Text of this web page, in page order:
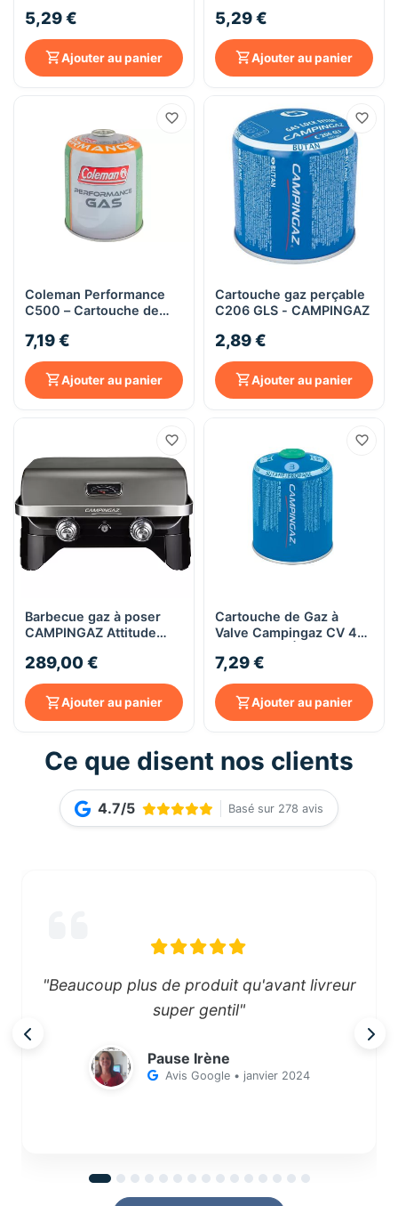
Butane/Propane –
5,29 €
Ajouter au panier
240g – Système à Vis
5,29 €
Ajouter au panier
Coleman Performance
C500 – Cartouche de
440g – Système à Vis
EN417
7,19 €
Ajouter au panier
Cartouche gaz perçable
C206 GLS - CAMPINGAZ
2,89 €
Ajouter au panier
Barbecue gaz à poser
CAMPINGAZ Attitude
289,00 €
Ajouter au panier
Cartouche de Gaz à
Valve Campingaz CV 470
7,29 €
Ajouter au panier
Ce que disent nos clients
4.7/5 Basé sur 278 avis
"Beaucoup plus de produit qu'avant livreur
super gentil"
Pause Irène
Avis Google • janvier 2024